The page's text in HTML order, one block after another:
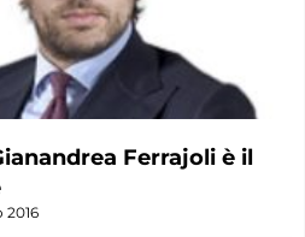
Ferrajoli è il
2016